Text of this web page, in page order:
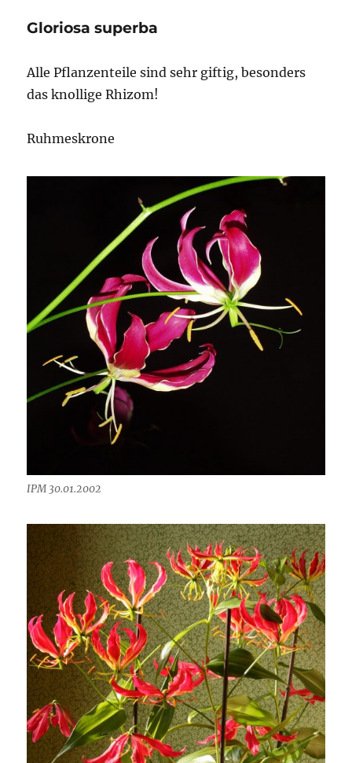
Gloriosa superba
Alle Pflanzenteile sind sehr giftig, besonders
das knollige Rhizom!
Ruhmeskrone
IPM 30.01.2002